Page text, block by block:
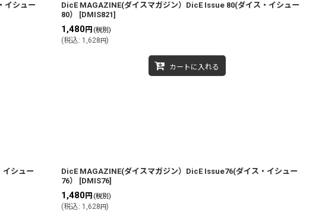
イシュー
DicE MAGAZINE(ダイスマガジン）DicE Issue 80(ダイス・イシュー
80）
[DMIS821]
1,480円 (税別)
(税込: 1,628円)
カートに入れる
イシュー
DicE MAGAZINE(ダイスマガジン）DicE Issue76(ダイス・イシュー
76）
[DMIS76]
1,480円 (税別)
(税込: 1,628円)